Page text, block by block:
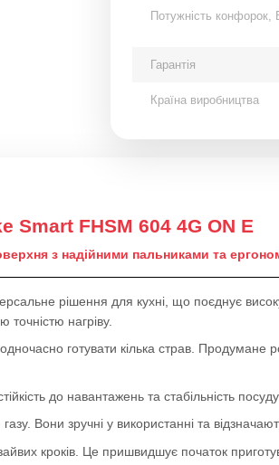
Потужність конфорок,
Гарантія
Країна виробництва
Smart FHSM 604 4G ON E
з надійними пальниками та
рішення для кухні, що поєднує
нагріву.
готувати кілька страв.
до навантажень та стабільність
Вони зручні у використанні та
кроків. Це пришвидшує початок